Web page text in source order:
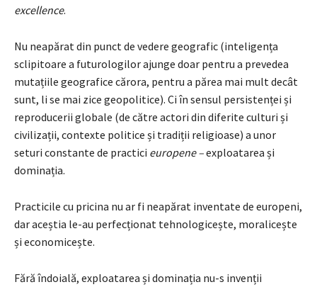
excellence.
Nu neapărat din punct de vedere geografic (inteligența
sclipitoare a futurologilor ajunge doar pentru a prevedea
mutațiile geografice cărora, pentru a părea mai mult decât
sunt, li se mai zice geopolitice). Ci în sensul persistenței și
reproducerii globale (de către actori din diferite culturi și
civilizații, contexte politice și tradiții religioase) a unor
seturi constante de practici europene –exploatarea și
dominația.
Practicile cu pricina nu ar fi neapărat inventate de europeni,
dar aceștia le-au perfecționat tehnologicește, moralicește
și economicește.
Fără îndoială, exploatarea și dominația nu-s invenții